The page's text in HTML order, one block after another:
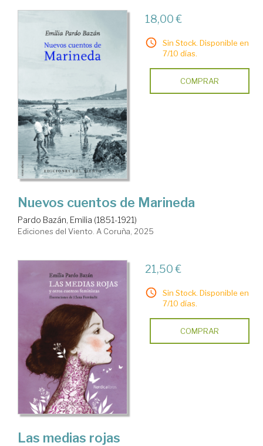
18,00 €
Sin Stock. Disponible en
7/10 días.
COMPRAR
Nuevos cuentos de Marineda
Pardo Bazán, Emilia (1851-1921)
Ediciones del Viento. A Coruña, 2025
21,50 €
Sin Stock. Disponible en
7/10 días.
COMPRAR
Las medias rojas